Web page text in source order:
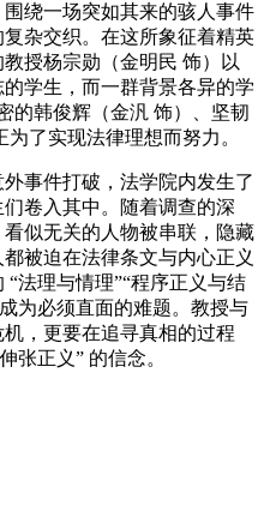
绕一场突如其来的骇人事件
杂交织。在这所象征着精英
授杨宗勋（金明民 饰）以
学生，而一群背景各异的学
韩俊辉（金汎 饰）、坚韧
了实现法律理想而努力。
事件打破，法学院内发生了
卷入其中。随着调查的深
似无关的人物被串联，隐藏
被迫在法律条文与内心正义
法理与情理”“程序正义与结
为必须直面的难题。教授与
，更要在追寻真相的过程
张正义” 的信念。